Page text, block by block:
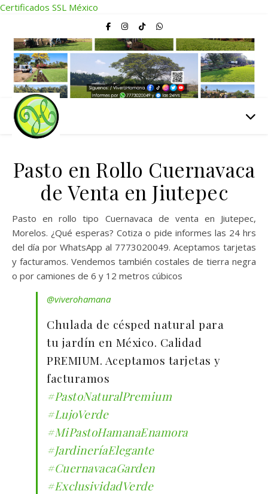
Certificados SSL México
Pasto en Rollo Cuernavaca
de Venta en Jiutepec
Pasto en rollo tipo Cuernavaca de venta en Jiutepec,
Morelos. ¿Qué esperas? Cotiza o pide informes las 24 hrs
del día por WhatsApp al 7773020049. Aceptamos tarjetas
y facturamos. Vendemos también costales de tierra negra
o por camiones de 6 y 12 metros cúbicos
@viverohamana
Chulada de césped natural para
tu jardín en México. Calidad
PREMIUM. Aceptamos tarjetas y
facturamos
#PastoNaturalPremium
#LujoVerde
#MiPastoHamanaEnamora
#JardineríaElegante
#CuernavacaGarden
#ExclusividadVerde